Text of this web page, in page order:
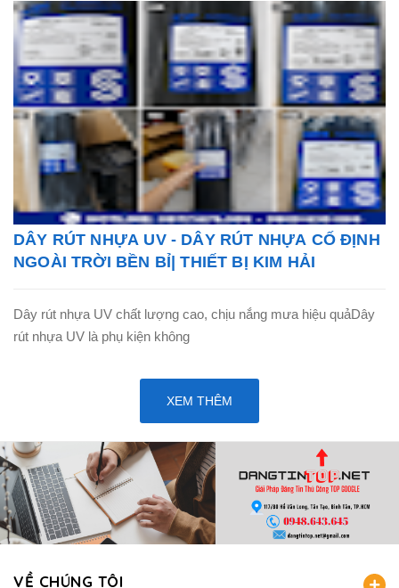
DÂY RÚT NHỰA UV - DÂY RÚT NHỰA CỐ ĐỊNH
NGOÀI TRỜI BỀN BỈ| THIẾT BỊ KIM HẢI
Dây rút nhựa UV chất lượng cao, chịu nắng mưa hiệu quảDây
rút nhựa UV là phụ kiện không
XEM THÊM
VỀ CHÚNG TÔI